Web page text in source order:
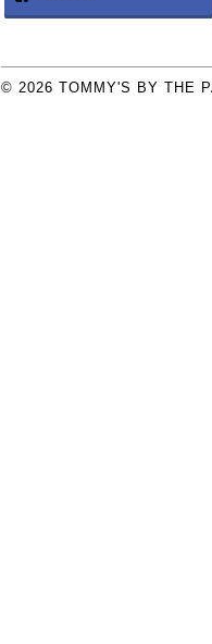
© 2026 TOMMY'S BY THE